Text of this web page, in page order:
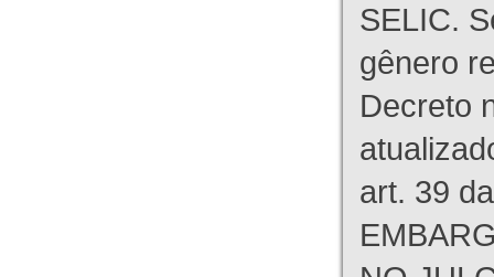
SELIC.
gênero
Decreto
art. 39